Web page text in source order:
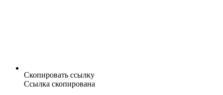
Скопировать ссылку
Ссылка скопирована